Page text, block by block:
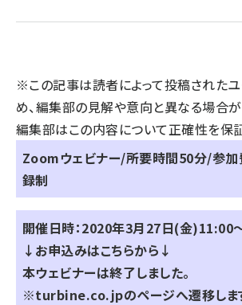
※この記事は読者によって投稿されたユ
め、編集部の見解や意向と異なる場合が
編集部はこの内容について正確性を保
Zoomウェビナー/所要時間50分/参
録制
開催日時：2020年3月27日(金)11:00
↓お申込みはこちらから↓
本ウェビナーは終了しました。
※turbine.co.jpのページへ遷移しま